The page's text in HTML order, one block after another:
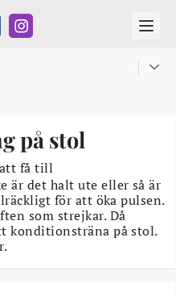
i luften
förbjudas i Sverige
28 JUL
på stol
få till
är det halt ute eller så är
för att öka pulsen.
som strejkar. Då
konditionsträna på stol.